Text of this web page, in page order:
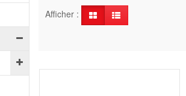
Afficher :